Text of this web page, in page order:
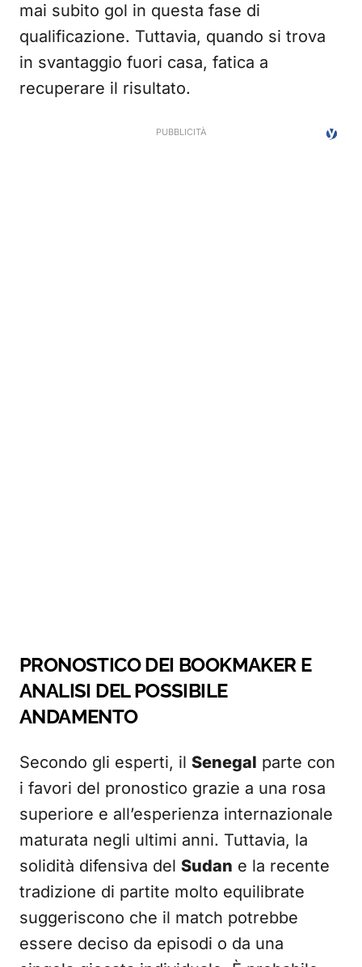
mai subito gol in questa fase di
qualificazione. Tuttavia, quando si trova
in svantaggio fuori casa, fatica a
recuperare il risultato.
PRONOSTICO DEI BOOKMAKER E
ANALISI DEL POSSIBILE
ANDAMENTO
Secondo gli esperti, il Senegal parte con
i favori del pronostico grazie a una rosa
superiore e all’esperienza internazionale
maturata negli ultimi anni. Tuttavia, la
solidità difensiva del Sudan e la recente
tradizione di partite molto equilibrate
suggeriscono che il match potrebbe
essere deciso da episodi o da una